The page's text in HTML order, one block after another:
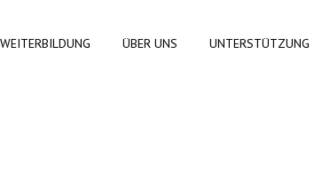
WEITERBILDUNG ÜBER UNS UNTERSTÜTZUNG